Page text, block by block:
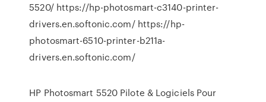
5520/ https://hp-photosmart-c3140-printer-
drivers.en.softonic.com/ https://hp-
photosmart-6510-printer-b211a-
drivers.en.softonic.com/
HP Photosmart 5520 Pilote & Logiciels Pour